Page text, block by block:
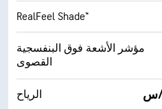
RealFeel Shade™
مؤشر الأشعة فوق البنفسجية
القصوى
الرياح